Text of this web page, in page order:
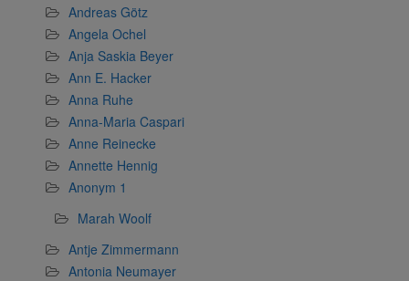
Andreas Götz
Angela Ochel
Anja Saskia Beyer
Ann E. Hacker
Anna Ruhe
Anna-Maria Caspari
Anne Reinecke
Annette Hennig
Anonym 1
Marah Woolf
Antje Zimmermann
Antonia Neumayer